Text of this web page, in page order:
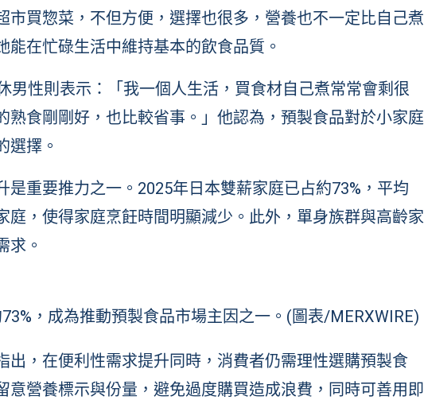
市買惣菜，不但方便，選擇也很多，營養也不一定比自己煮
能在忙碌生活中維持基本的飲食品質。
男性則表示：「我一個人生活，買食材自己煮常常會剩很
熟食剛剛好，也比較省事。」他認為，預製食品對於小家庭
選擇。
是重要推力之一。2025年日本雙薪家庭已占約73%，平均
庭，使得家庭烹飪時間明顯減少。此外，單身族群與高齡家
求。
，成為推動預製食品市場主因之一。(圖表/MERXWIRE)
出，在便利性需求提升同時，消費者仍需理性選購預製食
意營養標示與份量，避免過度購買造成浪費，同時可善用即